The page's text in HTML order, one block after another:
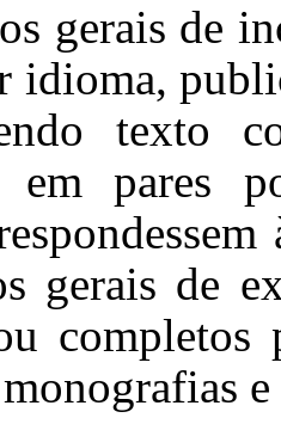
gerais de
idioma,
texto
em pares
gerais de
completos